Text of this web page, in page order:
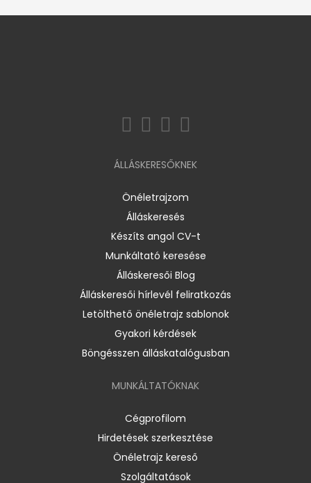
ÁLLÁSKERESŐKNEK
Önéletrajzom
Álláskeresés
Készíts angol CV-t
Munkáltató keresése
Álláskeresői Blog
Álláskeresői hírlevél feliratkozás
Letölthető önéletrajz sablonok
Gyakori kérdések
Böngésszen álláskatalógusban
MUNKÁLTATÓKNAK
Cégprofilom
Hirdetések szerkesztése
Önéletrajz kereső
Szolgáltatások